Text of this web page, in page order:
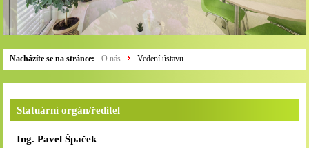
Nacházíte se na stránce: O nás Vedení ústavu
Statuární orgán/ředitel
Ing. Pavel Špaček